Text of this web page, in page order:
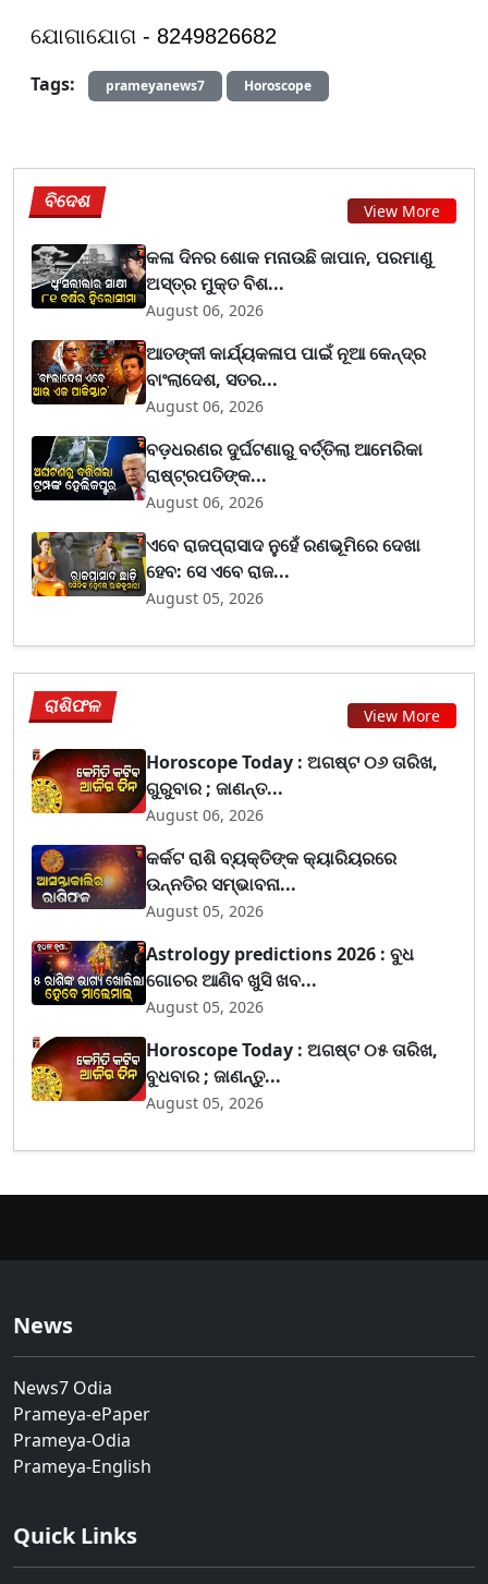
ଯୋଗାଯୋଗ - 8249826682
Tags:
prameyanews7 Horoscope
ବିଦେଶ View More
କଳା ଦିନର ଶୋକ ମନାଉଛି ଜାପାନ, ପରମାଣୁ
ଅସ୍ତ୍ର ମୁକ୍ତ ବିଶ...
August 06, 2026
ଆତଙ୍କୀ କାର୍ଯ୍ୟକଳାପ ପାଇଁ ନୂଆ କେନ୍ଦ୍ର
ବାଂଲାଦେଶ, ସତର...
August 06, 2026
ବଡ଼ଧରଣର ଦୁର୍ଘଟଣାରୁ ବର୍ତ୍ତିଲା ଆମେରିକା
ରାଷ୍ଟ୍ରପତିଙ୍କ...
August 06, 2026
ଏବେ ରାଜପ୍ରାସାଦ ନୁହେଁ ରଣଭୂମିରେ ଦେଖା
ହେବ: ସେ ଏବେ ରାଜ...
August 05, 2026
ରାଶିଫଳ View More
Horoscope Today : ଅଗଷ୍ଟ ୦୬ ତାରିଖ,
ଗୁରୁବାର ; ଜାଣନ୍ତ...
August 06, 2026
କର୍କଟ ରାଶି ବ୍ୟକ୍ତିଙ୍କ କ୍ୟାରିୟରରେ
ଉନ୍ନତିର ସମ୍ଭାବନା...
August 05, 2026
Astrology predictions 2026 : ବୁଧ
ଗୋଚର ଆଣିବ ଖୁସି ଖବ...
August 05, 2026
Horoscope Today : ଅଗଷ୍ଟ ୦୫ ତାରିଖ,
ବୁଧବାର ; ଜାଣନ୍ତୁ...
August 05, 2026
News
News7 Odia
Prameya-ePaper
Prameya-Odia
Prameya-English
Quick Links